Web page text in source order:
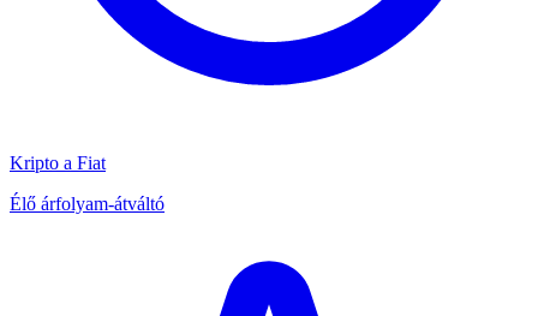
Kripto a Fiat
Élő árfolyam-átváltó